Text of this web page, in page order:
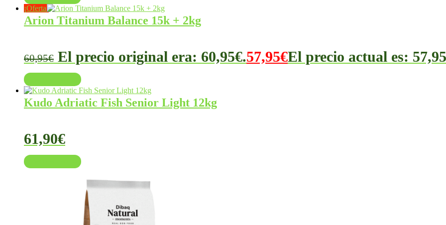
¡Oferta!
Arion Titanium Balance 15k + 2kg
60,95€ El precio original era: 60,95€.57,95€El precio actual es:
Kudo Adriatic Fish Senior Light 12kg
61,90€